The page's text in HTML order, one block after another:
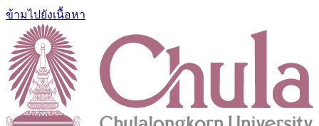
ข้ามไปยังเนื้อหา